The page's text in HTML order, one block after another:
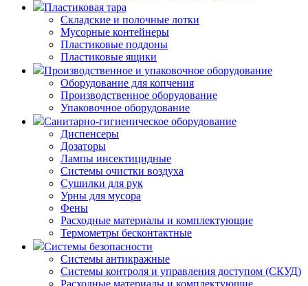
Пластиковая тара
Складские и полочные лотки
Мусорные контейнеры
Пластиковые поддоны
Пластиковые ящики
Производственное и упаковочное оборудование
Оборудование для копчения
Производственное оборудование
Упаковочное оборудование
Санитарно-гигиеническое оборудование
Диспенсеры
Дозаторы
Лампы инсектицидные
Системы очистки воздуха
Сушилки для рук
Урны для мусора
Фены
Расходные материалы и комплектующие
Термометры бесконтактные
Системы безопасности
Системы антикражные
Системы контроля и управления доступом (СКУД)
Расходные материалы и комплектующие